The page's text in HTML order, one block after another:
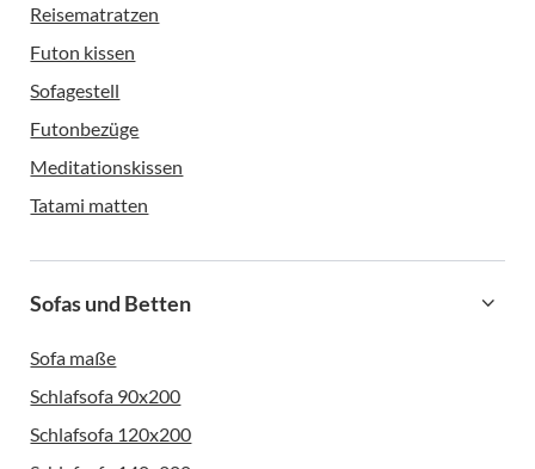
Reisematratzen
Futon kissen
Sofagestell
Futonbezüge
Meditationskissen
Tatami matten
Sofas und Betten
Sofa maße
Schlafsofa 90x200
Schlafsofa 120x200